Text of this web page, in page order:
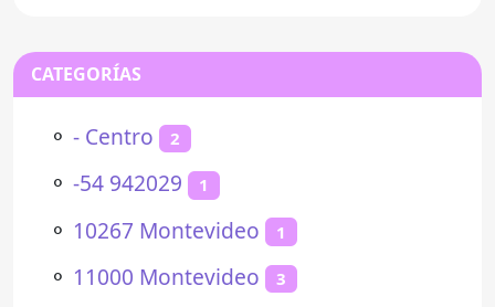
CATEGORÍAS
⚬ - Centro 2
⚬ -54 942029 1
⚬ 10267 Montevideo 1
⚬ 11000 Montevideo 3